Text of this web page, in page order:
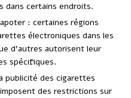
dans certains endroits.
: certaines régions
électroniques dans les
d’autres autorisent leur
spécifiques.
publicité des cigarettes
des restrictions sur